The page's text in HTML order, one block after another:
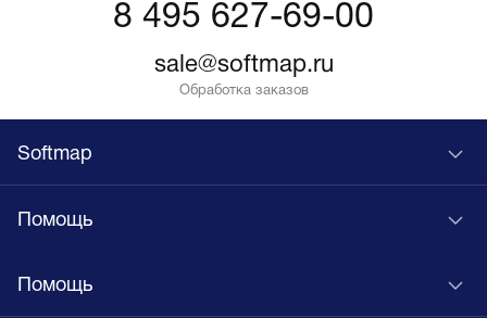
8 495 627-69-00
sale@softmap.ru
Обработка заказов
Softmap
Помощь
Помощь